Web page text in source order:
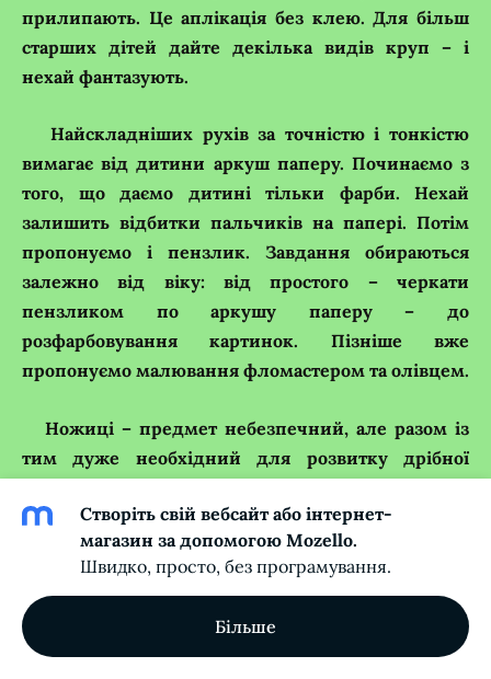
прилипають. Це аплікація без клею. Для більш
старших дітей дайте декілька видів круп – і
нехай фантазують.
Найскладніших рухів за точністю і тонкістю
вимагає від дитини аркуш паперу. Починаємо з
того, що даємо дитині тільки фарби. Нехай
залишить відбитки пальчиків на папері. Потім
пропонуємо і пензлик. Завдання обираються
залежно від віку: від простого – черкати
пензликом по аркушу паперу – до
розфарбовування картинок. Пізніше вже
пропонуємо малювання фломастером та олівцем.
Ножиці – предмет небезпечний, але разом із
тим дуже необхідний для розвитку дрібної
шматочки, потім – по заданій прямій лінії, а вже
після цього – вирізаємо фігурки. Це дуже
складно для малюків, але так цікаво!
Отож, розвиток дрібної моторики пальців –
заняття неважке, дуже цікаве, доступне. Дитина
Створіть свій вебсайт або інтернет-
магазин за допомогою Mozello.
Швидко, просто, без програмування.
Більше